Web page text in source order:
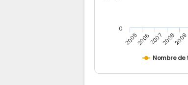
Nombre
20052006200720082009
0